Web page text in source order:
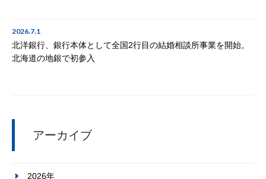
2026.7.1
北洋銀行、銀行本体として全国2行目の結婚相談所事業を開始。
北海道の地銀で初参入
アーカイブ
2026年